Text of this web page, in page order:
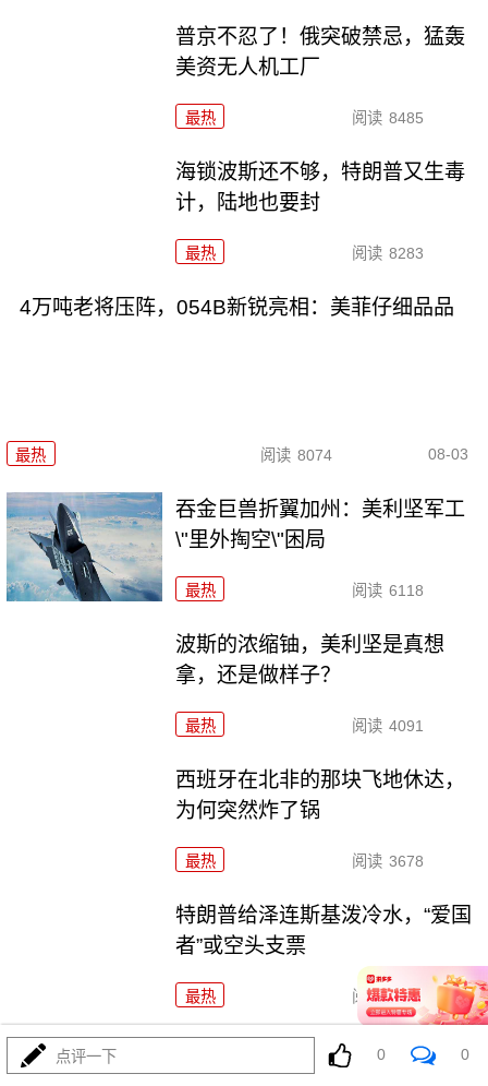
普京不忍了！俄突破禁忌，猛轰
美资无人机工厂
最热 阅读 8485
海锁波斯还不够，特朗普又生毒
计，陆地也要封
最热 阅读 8283
4万吨老将压阵，054B新锐亮相：美菲仔细品品
最热 阅读 8074 08-03
吞金巨兽折翼加州：美利坚军工
\"里外掏空\"困局
最热 阅读 6118
波斯的浓缩铀，美利坚是真想
拿，还是做样子？
最热 阅读 4091
西班牙在北非的那块飞地休达，
为何突然炸了锅
最热 阅读 3678
特朗普给泽连斯基泼冷水，“爱国
者”或空头支票
最热 阅读 3301
这事要干了，不但中东要爆，世
界都得要爆了！
点评一下 0 0